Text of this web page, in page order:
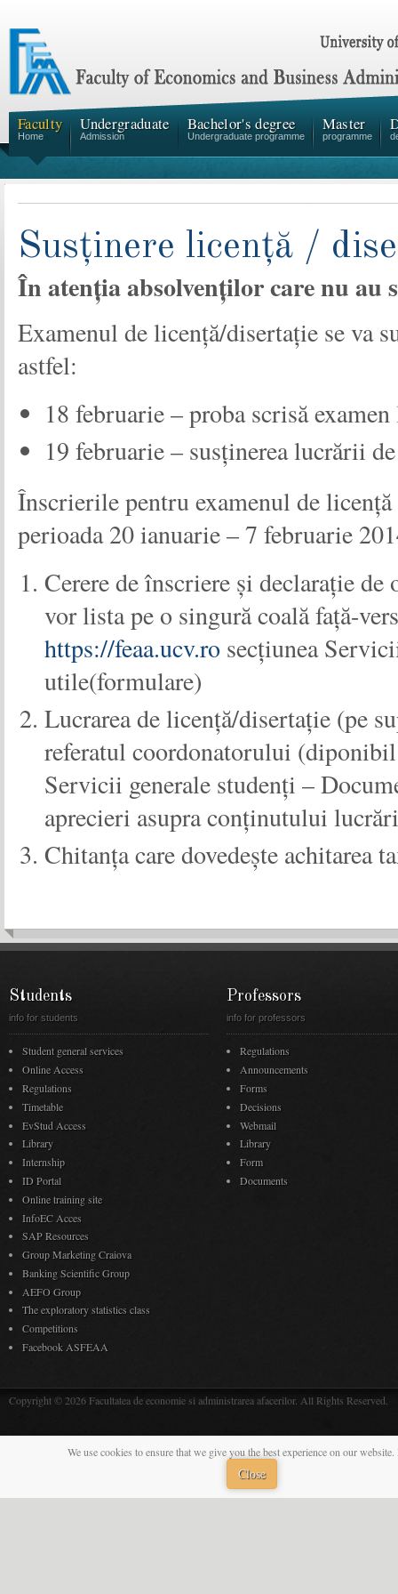
Faculty
Home
Undergraduate
Admission
Bachelor's degree
Undergraduate programme
Master
programme
Susținere licență /
În atenția absolvenților care nu au
Examenul de licență/disertație se va
astfel:
18 februarie – proba scrisă
19 februarie – susținerea lucrării
Înscrierile pentru examenul de
perioada 20 ianuarie – 7 februarie
Cerere de înscriere și declarație
vor lista pe o singură coală față-
https://feaa.ucv.ro secțiunea
utile(formulare)
Lucrarea de licență/disertație (pe
referatul coordonatorului
Servicii generale studenți –
aprecieri asupra conținutului
Chitanța care dovedește achitarea
Students
info for students
Student general services
Online Access
Regulations
Timetable
EvStud Access
Library
Internship
ID Portal
Online training site
InfoEC Acces
SAP Resources
Group Marketing Craiova
Banking Scientific Group
AEFO Group
The exploratory statistics class
Competitions
Facebook ASFEAA
Professors
info for professors
Regulations
Announcements
Forms
Decisions
Webmail
Library
Form
Documents
Copyright © 2026 Facultatea de economie si administrarea afacerilor. All Rights Reserved.
We use cookies to ensure that we give you the best experience on our
Close